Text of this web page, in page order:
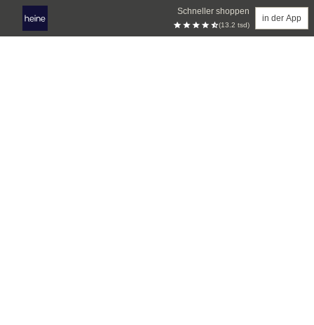
Schneller shoppen
(13.2 tsd)
in der App